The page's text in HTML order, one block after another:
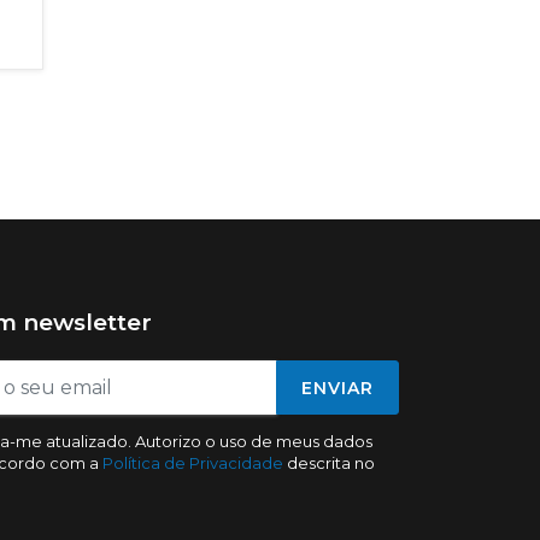
newsletter
ENVIAR
me atualizado. Autorizo o uso de meus dados
com a Política de Privacidade descrita no